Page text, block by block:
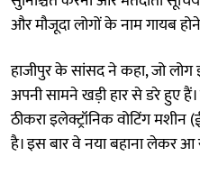
और मौजूदा लोगों के नाम गायब
हाजीपुर के सांसद ने कहा, जो लोग
अपनी सामने खड़ी हार से डरे हुए
ठीकरा इलेक्ट्रॉनिक वोटिंग
है। इस बार वे नया बहाना लेकर आ